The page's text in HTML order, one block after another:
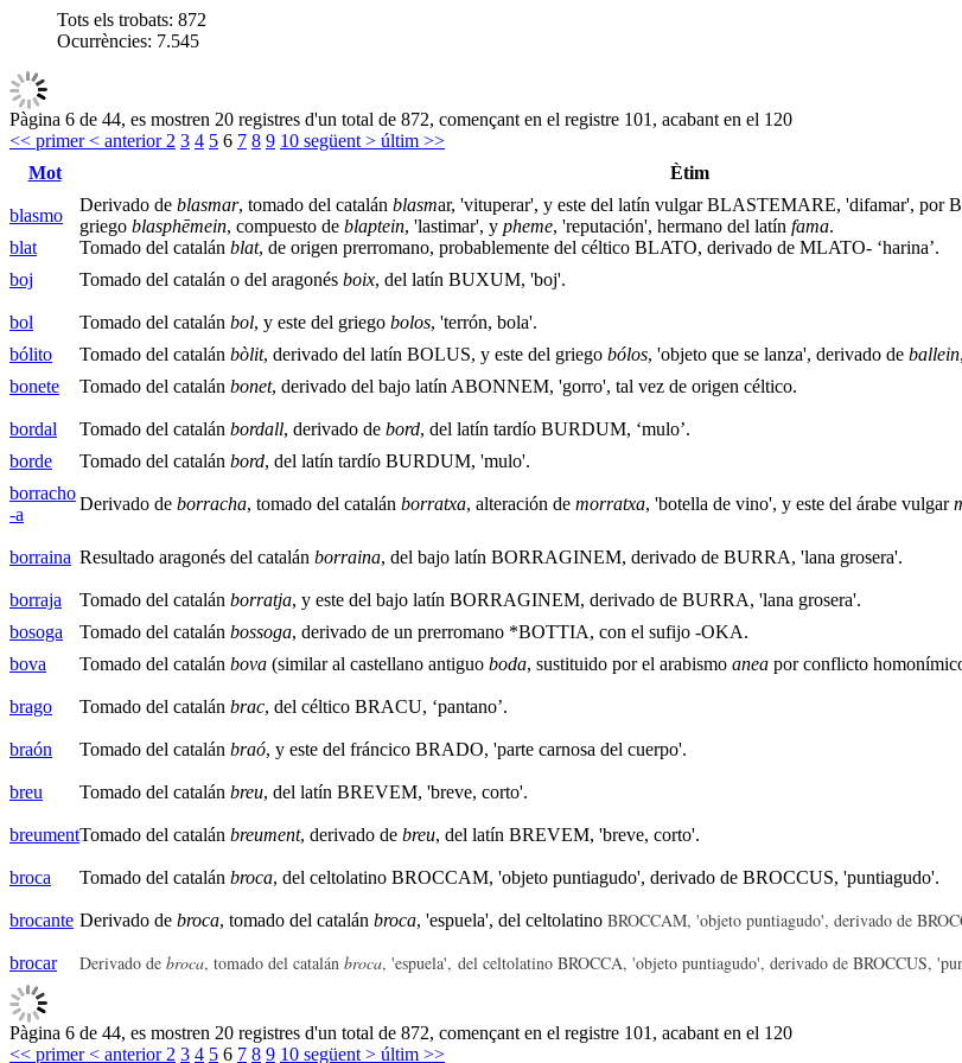
Tots els trobats: 872
Ocurrències: 7.545
Pàgina 6 de 44, es mostren 20 registres d'un total de 872, començant en el registre 101, acabant en el 120
<< primer< anterior 2 3 4 5 6 7 8 9 10 següent > últim >>
Mot
Ètim
blasmo
Derivado de blasmar, tomado del catalán blasmar, 'vituperar', y este del latín vulgar BLASTEMARE, 'difamar', por
griego blasphēmein, compuesto de blaptein, 'lastimar', y pheme, 'reputación', hermano del latín fama.
blat
Tomado del catalán blat, de origen prerromano, probablemente del céltico BLATO, derivado de MLATO- ‘harina’.
boj
Tomado del catalán o del aragonés boix, del latín BUXUM, 'boj'.
bol Tomado del catalán bol, y este del griego bolos, 'terrón, bola'.
bólito
Tomado del catalán bòlit, derivado del latín BOLUS, y este del griego bólos, 'objeto que se lanza', derivado de ballein
bonete
Tomado del catalán bonet, derivado del bajo latín ABONNEM, 'gorro', tal vez de origen céltico.
bordal Tomado del catalán bordall, derivado de bord, del latín tardío BURDUM, ‘mulo’.
borde
Tomado del catalán bord, del latín tardío BURDUM, 'mulo'.
borracho
-a
Derivado de borracha, tomado del catalán borratxa, alteración de morratxa, 'botella de vino', y este del árabe vulgar
borraina Resultado aragonés del catalán borraina, del bajo latín BORRAGINEM, derivado de BURRA, 'lana grosera'.
borraja Tomado del catalán borratja, y este del bajo latín BORRAGINEM, derivado de BURRA, 'lana grosera'.
bosoga
Tomado del catalán bossoga, derivado de un prerromano *BOTTIA, con el sufijo -OKA.
bova
Tomado del catalán bova (similar al castellano antiguo boda, sustituido por el arabismo anea por conflicto
brago Tomado del catalán brac, del céltico BRACU, ‘pantano’.
braón Tomado del catalán braó, y este del fráncico BRADO, 'parte carnosa del cuerpo'.
breu Tomado del catalán breu, del latín BREVEM, 'breve, corto'.
breumentTomado del catalán breument, derivado de breu, del latín BREVEM, 'breve, corto'.
broca Tomado del catalán broca, del celtolatino BROCCAM, 'objeto puntiagudo', derivado de BROCCUS, 'puntiagudo'.
brocante Derivado de broca, tomado del catalán broca, 'espuela', del celtolatino BROCCAM, 'objeto puntiagudo', derivado de
brocar Derivado de broca, tomado del catalán broca, 'espuela', del celtolatino BROCCA, 'objeto puntiagudo', derivado de BROCCUS,
Pàgina 6 de 44, es mostren 20 registres d'un total de 872, començant en el registre 101, acabant en el 120
<< primer< anterior 2 3 4 5 6 7 8 9 10 següent > últim >>